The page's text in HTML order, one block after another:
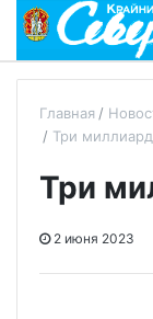
Главная
Три
Три
2 июня 2023